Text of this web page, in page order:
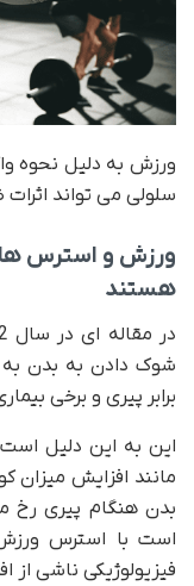
ورزش به دلیل نحوه
سلولی می تواند
ورزش و استرس
هستند
شوک دادن به بدن به
برابر پیری و برخی
این به این دلیل
مانند افزایش میزان
بدن هنگام پیری رخ
است با استرس
فیزیولوژیکی ناشی از